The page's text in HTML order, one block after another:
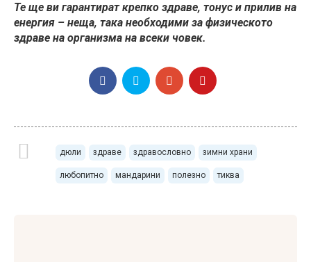
Те ще ви гарантират крепко здраве, тонус и прилив на
енергия – неща, така необходими за физическото
здраве на организма на всеки човек.
дюли здраве здравословно зимни храни
любопитно мандарини полезно тиква